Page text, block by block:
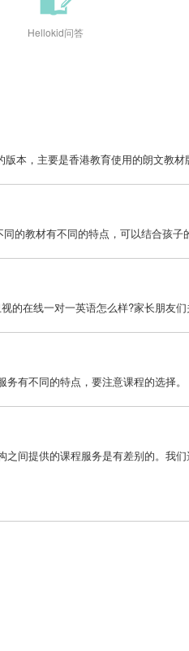
Hellokid问答
本，主要是香港教育使用的朗文教
的教材有不同的特点，可以结合孩子
的在线一对一英语怎么样?家长朋友
有不同的特点，要注意课程的选择
间提供的课程服务是有差别的。我